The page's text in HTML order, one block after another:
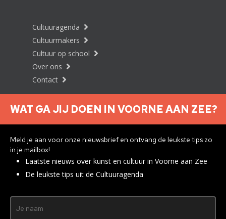
Cultuuragenda
Cultuurmakers
Cultuur op school
Over ons
Contact
Nieuwsbrief aanmelden
Privacyverklaring
WAT GA JIJ DOEN IN VOORNE AAN ZEE?
Meld je aan voor onze nieuwsbrief en ontvang de leukste tips zo
in je mailbox!
Laatste nieuws over kunst en cultuur in Voorne aan Zee
De leukste tips uit de Cultuuragenda